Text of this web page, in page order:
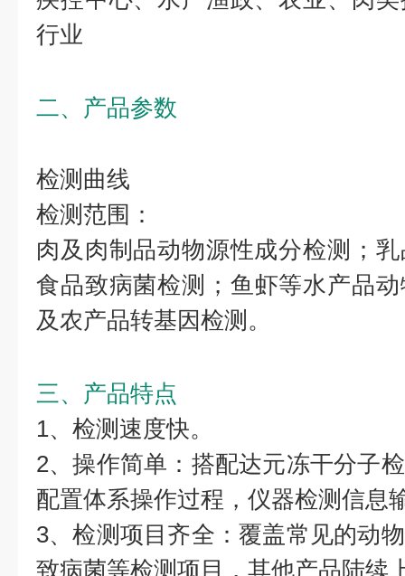
行业
二、产品参数
检测曲线
检测范围：
肉及肉制品动物源性成分检测；
食品致病菌检测；鱼虾等水产品
及农产品转基因检测。
三、产品特点
1、检测速度快。
2、操作简单：搭配达元冻干分子
配置体系操作过程，仪器检测信息
3、检测项目齐全：覆盖常见的动
致病菌等检测项目，其他产品陆续